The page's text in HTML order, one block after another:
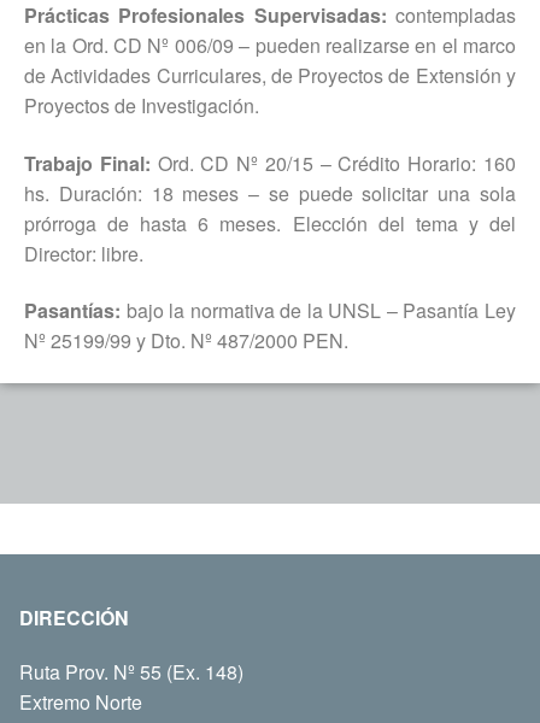
Prácticas Profesionales Supervisadas: contempladas
en la Ord. CD Nº 006/09 – pueden realizarse en el marco
de Actividades Curriculares, de Proyectos de Extensión y
Proyectos de Investigación.
Trabajo Final: Ord. CD Nº 20/15 – Crédito Horario: 160
hs. Duración: 18 meses – se puede solicitar una sola
prórroga de hasta 6 meses. Elección del tema y del
Director: libre.
Pasantías: bajo la normativa de la UNSL – Pasantía Ley
Nº 25199/99 y Dto. Nº 487/2000 PEN.
DIRECCIÓN
Ruta Prov. Nº 55 (Ex. 148)
Extremo Norte